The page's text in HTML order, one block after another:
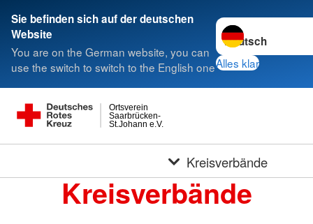
Sie befinden sich auf der deutschen
Website
You are on the German website, you can
use the switch to switch to the English one
Sprache wechseln
Alles klar
St.Johann e.V.
Saarbrücken-
Ortsverein
Kreisverbände
Kreisverbände